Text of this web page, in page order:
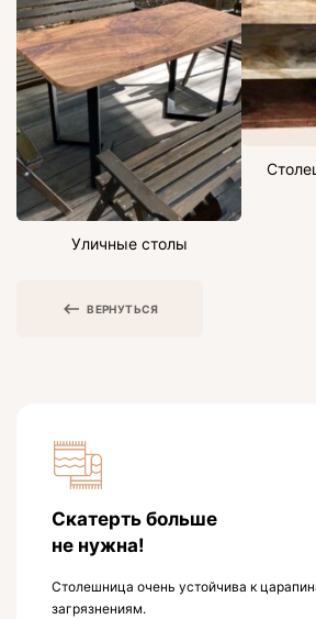
Уличные столы
ВЕРНУТЬСЯ
Скатерть больше
не нужна!
Столешница очень устойчива к
загрязнениям.